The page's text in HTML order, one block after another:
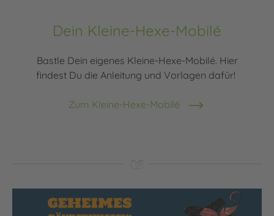
Dein Kleine-Hexe-Mobilé
Bastle Dein eigenes Kleine-Hexe-Mobilé. Hier
findest Du die Anleitung und Vorlagen dafür!
Zum Kleine-Hexe-Mobilé